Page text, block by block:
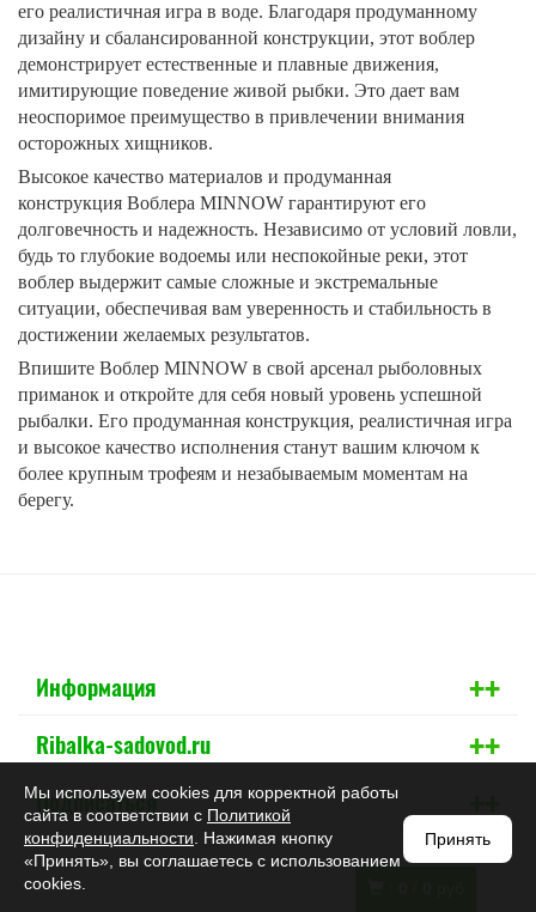
его реалистичная игра в воде. Благодаря продуманному
дизайну и сбалансированной конструкции, этот воблер
демонстрирует естественные и плавные движения,
имитирующие поведение живой рыбки. Это дает вам
неоспоримое преимущество в привлечении внимания
осторожных хищников.
Высокое качество материалов и продуманная
конструкция Воблера MINNOW гарантируют его
долговечность и надежность. Независимо от условий ловли,
будь то глубокие водоемы или неспокойные реки, этот
воблер выдержит самые сложные и экстремальные
ситуации, обеспечивая вам уверенность и стабильность в
достижении желаемых результатов.
Впишите Воблер MINNOW в свой арсенал рыболовных
приманок и откройте для себя новый уровень успешной
рыбалки. Его продуманная конструкция, реалистичная игра
и высокое качество исполнения станут вашим ключом к
более крупным трофеям и незабываемым моментам на
берегу.
Информация +
+
Ribalka-sadovod.ru +
+
Подписаться +
+
Мы используем cookies для корректной работы
сайта в соответствии с Политикой
конфиденциальности . Нажимая кнопку
«Принять», вы соглашаетесь с использованием
cookies.
Принять